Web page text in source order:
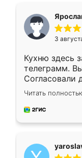
3
Кухню здесь
телеграмм.
Согласовали
недели кухня
довольны
мебель за
Читать